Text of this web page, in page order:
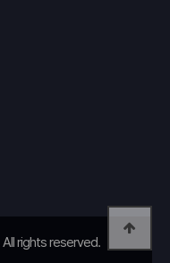
All rights reserved.